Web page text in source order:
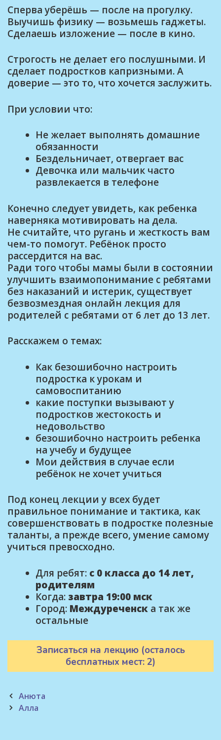
Сперва уберёшь — после на прогулку.
Выучишь физику — возьмешь гаджеты.
Сделаешь изложение — после в кино.
Строгость не делает его послушными. И
сделает подростков капризными. А
доверие — это то, что хочется заслужить.
При условии что:
Не желает выполнять домашние
обязанности
Бездельничает, отвергает вас
Девочка или мальчик часто
развлекается в телефоне
Конечно следует увидеть, как ребенка
наверняка мотивировать на дела.
Не считайте, что ругань и жесткость вам
чем-то помогут. Ребёнок просто
рассердится на вас.
Ради того чтобы мамы были в состоянии
улучшить взаимопонимание с ребятами
без наказаний и истерик, существует
безвозмездная онлайн лекция для
родителей с ребятами от 6 лет до 13 лет.
Расскажем о темах:
Как безошибочно настроить
подростка к урокам и
самовоспитанию
какие поступки вызывают у
подростков жестокость и
недовольство
безошибочно настроить ребенка
на учебу и будущее
Мои действия в случае если
ребёнок не хочет учиться
Под конец лекции у всех будет
правильное понимание и тактика, как
совершенствовать в подростке полезные
таланты, а прежде всего, умение самому
учиться превосходно.
Для ребят: с 0 класса до 14 лет,
родителям
Когда: завтра 19:00 мск
Город: Междуреченск а так же
остальные
Записаться на лекцию (осталось
бесплатных мест: 2)
Post
navigation
Анюта
Алла